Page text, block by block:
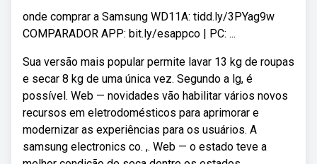
onde comprar a Samsung WD11A: tidd.ly/3PYag9w
COMPARADOR APP: bit.ly/esappco | PC: ...
Sua versão mais popular permite lavar 13 kg de roupas
e secar 8 kg de uma única vez. Segundo a lg, é
possível. Web — novidades vão habilitar vários novos
recursos em eletrodomésticos para aprimorar e
modernizar as experiências para os usuários. A
samsung electronics co. ,. Web — o estado teve a